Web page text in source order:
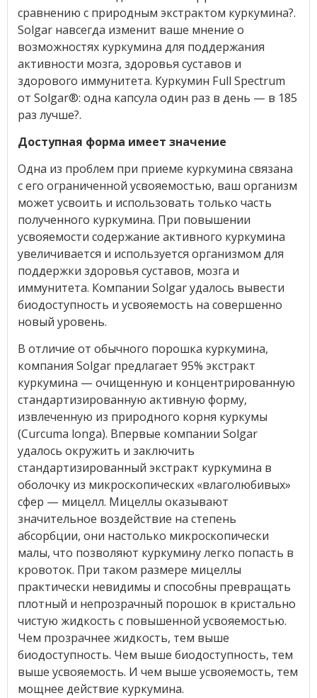
сравнению с природным экстрактом куркумина?.
Solgar навсегда изменит ваше мнение о
возможностях куркумина для поддержания
активности мозга, здоровья суставов и
здорового иммунитета. Куркумин Full Spectrum
от Solgar®: одна капсула один раз в день — в 185
раз лучше?.
Доступная форма имеет значение
Одна из проблем при приеме куркумина связана
с его ограниченной усвояемостью, ваш организм
может усвоить и использовать только часть
полученного куркумина. При повышении
усвояемости содержание активного куркумина
увеличивается и используется организмом для
поддержки здоровья суставов, мозга и
иммунитета. Компании Solgar удалось вывести
биодоступность и усвояемость на совершенно
новый уровень.
В отличие от обычного порошка куркумина,
компания Solgar предлагает 95% экстракт
куркумина — очищенную и концентрированную
стандартизированную активную форму,
извлеченную из природного корня куркумы
(Curcuma longa). Впервые компании Solgar
удалось окружить и заключить
стандартизированный экстракт куркумина в
оболочку из микроскопических «влаголюбивых»
сфер — мицелл. Мицеллы оказывают
значительное воздействие на степень
абсорбции, они настолько микроскопически
малы, что позволяют куркумину легко попасть в
кровоток. При таком размере мицеллы
практически невидимы и способны превращать
плотный и непрозрачный порошок в кристально
чистую жидкость с повышенной усвояемостью.
Чем прозрачнее жидкость, тем выше
биодоступность. Чем выше биодоступность, тем
выше усвояемость. И чем выше усвояемость, тем
мощнее действие куркумина.